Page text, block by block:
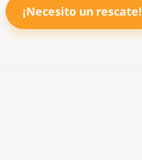
¡Necesito un rescate!